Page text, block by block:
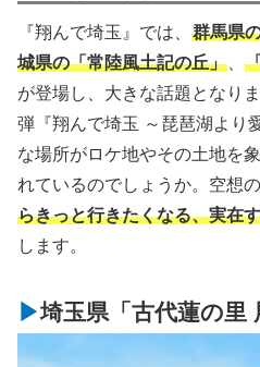
『翔んで埼玉』では、 群馬県
城県の「常陸風土記の丘」
が登場し、大きな話題となり
弾『翔んで埼玉 ～琵琶湖より
な場所がロケ地やその土地を
れているのでしょうか。空想
らきっと行きたくなる、実在
します。
埼玉県「古代蓮の里